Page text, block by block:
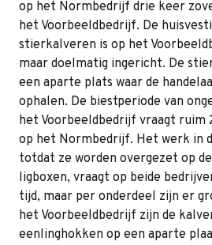
op het Normbedrijf drie keer
het Voorbeeldbedrijf. De
stierkalveren is op het
maar doelmatig ingericht. De
een aparte plats waar de
ophalen. De biestperiode van
het Voorbeeldbedrijf vraagt ruim
op het Normbedrijf. Het werk in
totdat ze worden overgezet op
ligboxen, vraagt op beide
tijd, maar per onderdeel zijn er
het Voorbeeldbedrijf zijn de
eenlinghokken op een aparte